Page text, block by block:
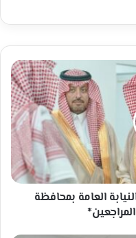
العامة بمحافظة